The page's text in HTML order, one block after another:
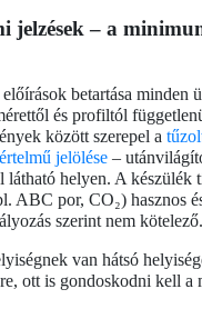
jelzések – a
betartása minden
és profiltól
között szerepel a
jelölése –
látható helyen. A készülék
ABC por, CO₂) hasznos
szerint nem kötelező.
van hátsó
ott is gondoskodni kell a